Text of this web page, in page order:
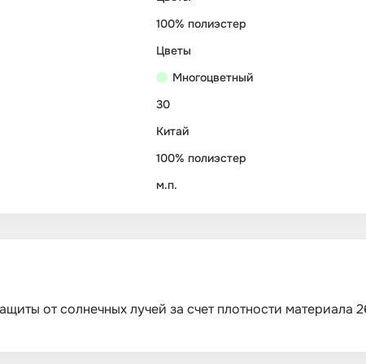
100% полиэстер
Цветы
Многоцветный
30
Китай
100% полиэстер
м.п.
от солнечных лучей за счет плотности материала